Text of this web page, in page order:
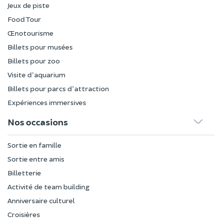
Jeux de piste
Food Tour
Œnotourisme
Billets pour musées
Billets pour zoo
Visite d'aquarium
Billets pour parcs d'attraction
Expériences immersives
Nos occasions
Sortie en famille
Sortie entre amis
Billetterie
Activité de team building
Anniversaire culturel
Croisières